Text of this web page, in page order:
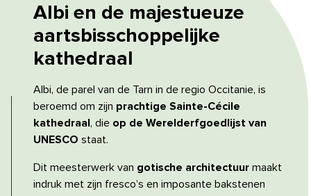
Albi en de majestueuze
aartsbisschoppelijke
kathedraal
Albi, de parel van de Tarn in de regio Occitanie, is
beroemd om zijn prachtige Sainte-Cécile
kathedraal, die op de Werelderfgoedlijst van
UNESCO staat.
Dit meesterwerk van gotische architectuur maakt
indruk met zijn fresco’s en imposante bakstenen